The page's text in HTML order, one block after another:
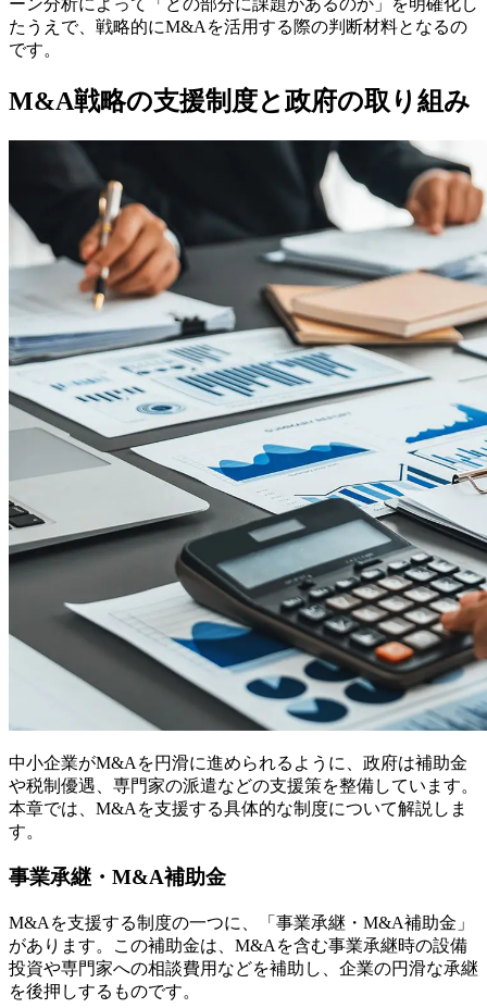
たうえで、戦略的にM&Aを活用する際の判断材料となるの
です。
M&A戦略の支援制度と政府の取り組み
中小企業がM&Aを円滑に進められるように、政府は補助金
や税制優遇、専門家の派遣などの支援策を整備しています。
本章では、M&Aを支援する具体的な制度について解説しま
す。
事業承継・M&A補助金
M&Aを支援する制度の一つに、「事業承継・M&A補助金」
があります。この補助金は、M&Aを含む事業承継時の設備
投資や専門家への相談費用などを補助し、企業の円滑な承継
を後押しするものです。